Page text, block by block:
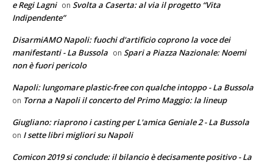
e Regi Lagni on Svolta a Caserta: al via il progetto “Vita
Indipendente”
DisarmiAMO Napoli: fuochi d'artificio coprono la voce dei
manifestanti - La Bussola on Spari a Piazza Nazionale: Noemi
non è fuori pericolo
Napoli: lungomare plastic-free con qualche intoppo - La Bussola
on Torna a Napoli il concerto del Primo Maggio: la lineup
Giugliano: riaprono i casting per L'amica Geniale 2 - La Bussola
on I sette libri migliori su Napoli
Comicon 2019 si conclude: il bilancio è decisamente positivo - La